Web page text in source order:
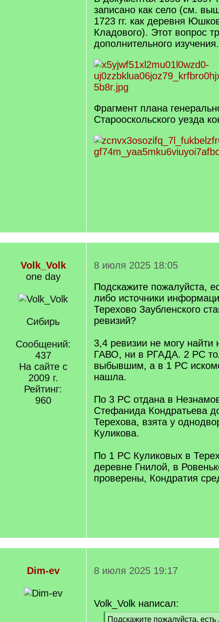
записано как село (см.
1723 гг. как деревня
Кладового). Этот вопрос
дополнительного изучения.
Фрагмент плана
Старооскольского уезда
Volk_Volk
one day
Сибирь
Сообщений:
437
На сайте с
2009 г.
Рейтинг:
960
8 июля 2025 18:05
Подскажите пожалуйста,
либо источники
Терехово Заубленского
ревизий?
3,4 ревизии не могу
ГАВО, ни в РГАДА. 2 РС
выбывшим, а в 1 РС
нашла.
По 3 РС отдана в
Стефанида Кондратьева
Терехова, взята у
Куликова.
По 1 РС Куликовых в
деревне Гнилой, в
проверены, Кондратия
Dim-ev 8 июля 2025 19:17
Volk_Volk написал:
[Подскажите пожалуйста,